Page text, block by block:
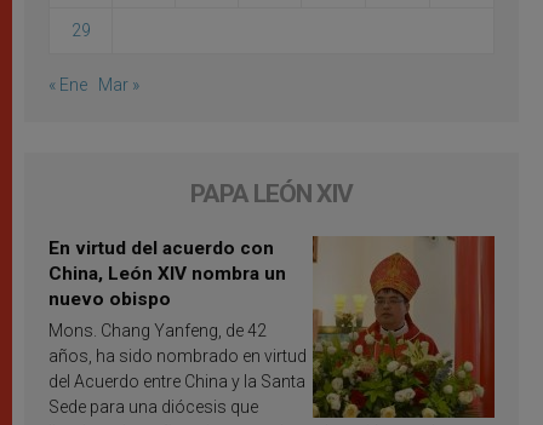
29
« Ene Mar »
PAPA LEÓN XIV
En virtud del acuerdo con
China, León XIV nombra un
nuevo obispo
Mons. Chang Yanfeng, de 42
años, ha sido nombrado en virtud
del Acuerdo entre China y la Santa
Sede para una diócesis que